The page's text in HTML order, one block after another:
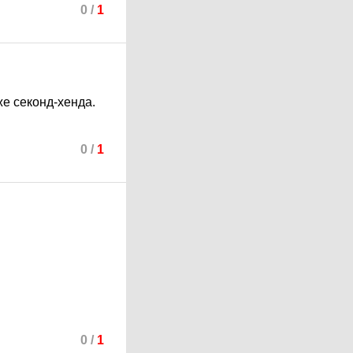
0 / 1
секонд-хенда.
0 / 1
0 / 1